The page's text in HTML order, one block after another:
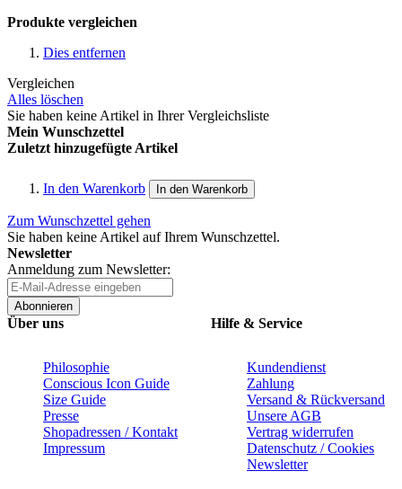
Produkte vergleichen
Dies entfernen
Vergleichen
Alles löschen
Sie haben keine Artikel in Ihrer Vergleichsliste
Mein Wunschzettel
Zuletzt hinzugefügte Artikel
In den Warenkorb In den Warenkorb
Zum Wunschzettel gehen
Sie haben keine Artikel auf Ihrem Wunschzettel.
Newsletter
Anmeldung zum Newsletter:
Abonnieren
Über uns
Philosophie
Conscious Icon Guide
Size Guide
Presse
Shopadressen / Kontakt
Impressum
Hilfe & Service
Kundendienst
Zahlung
Versand & Rückversand
Unsere AGB
Vertrag widerrufen
Datenschutz / Cookies
Newsletter